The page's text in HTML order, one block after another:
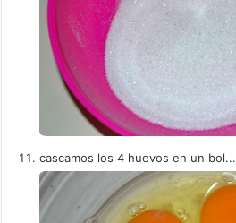
cascamos los 4 huevos en un bol...